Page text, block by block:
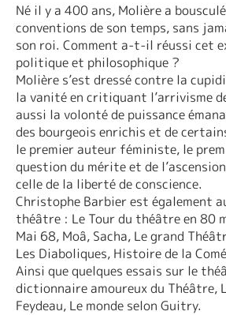
Né il y a 400 ans, Molière a
conventions de son temps, sans
son roi. Comment a-t-il réussi cet
politique et philosophique ?
Molière s’est dressé contre la
la vanité en critiquant l’arrivisme
aussi la volonté de puissance
des bourgeois enrichis et de
le premier auteur féministe, le
question du mérite et de
celle de la liberté de conscience.
Christophe Barbier est également
théâtre : Le Tour du théâtre en 80
Mai 68, Moâ, Sacha, Le grand
Les Diaboliques, Histoire de la
Ainsi que quelques essais sur le
dictionnaire amoureux du Théâtre,
Feydeau, Le monde selon Guitry.